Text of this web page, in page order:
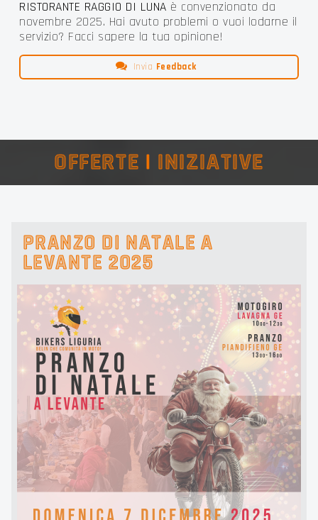
RISTORANTE RAGGIO DI LUNA è convenzionato da
novembre 2025. Hai avuto problemi o vuoi lodarne il
servizio? Facci sapere la tua opinione!
Invia Feedback
OFFERTE | INIZIATIVE
PRANZO DI NATALE A
LEVANTE 2025